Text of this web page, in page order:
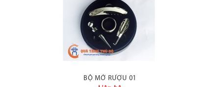
BỘ MỞ RƯỢU 01